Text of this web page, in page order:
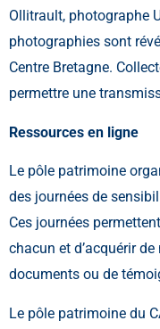
Ollitrault, photographe
photographies sont
Centre Bretagne.
permettre une
Ressources en ligne
Le pôle patrimoine
des journées de
Ces journées
chacun et d’acquérir
documents ou de
Le pôle patrimoine du